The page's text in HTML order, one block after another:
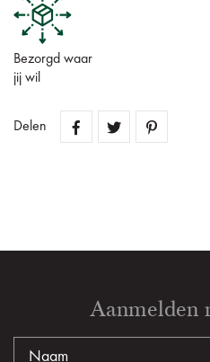
Bezorgd waar
jij wil
Delen
Aanmelden